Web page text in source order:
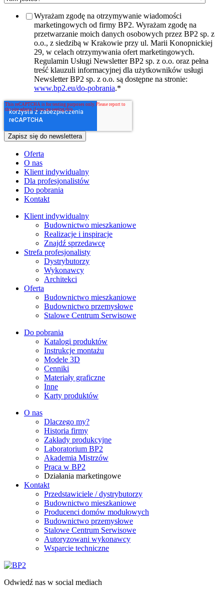
Wyrażam zgodę na otrzymywanie wiadomości
marketingowych od firmy BP2. Wyrażam zgodę na
przetwarzanie moich danych osobowych przez BP2 sp. z
o.o., z siedzibą w Krakowie przy ul. Marii Konopnickiej
29, w celach otrzymywania ofert marketingowych.
Regulamin Usługi Newsletter BP2 sp. z o.o. oraz pełna
treść klauzuli informacyjnej dla użytkowników usługi
Newsletter BP2 sp. z o.o. są dostępne na stronie:
www.bp2.eu/do-pobrania.*
Oferta
O nas
Klient indywidualny
Dla profesjonalistów
Do pobrania
Kontakt
Klient indywidualny
Budownictwo mieszkaniowe
Realizacje i inspiracje
Znajdź sprzedawcę
Strefa profesjonalisty
Dystrybutorzy
Wykonawcy
Architekci
Oferta
Budownictwo mieszkaniowe
Budownictwo przemysłowe
Stalowe Centrum Serwisowe
Do pobrania
Katalogi produktów
Instrukcje montażu
Modele 3D
Cenniki
Materiały graficzne
Inne
Karty produktów
O nas
Dlaczego my?
Historia firmy
Zakłady produkcyjne
Laboratorium BP2
Akademia Mistrzów
Praca w BP2
Działania marketingowe
Kontakt
Przedstawiciele / dystrybutorzy
Budownictwo mieszkaniowe
Producenci domów modułowych
Budownictwo przemysłowe
Stalowe Centrum Serwisowe
Autoryzowani wykonawcy
Wsparcie techniczne
Odwiedź nas w social mediach